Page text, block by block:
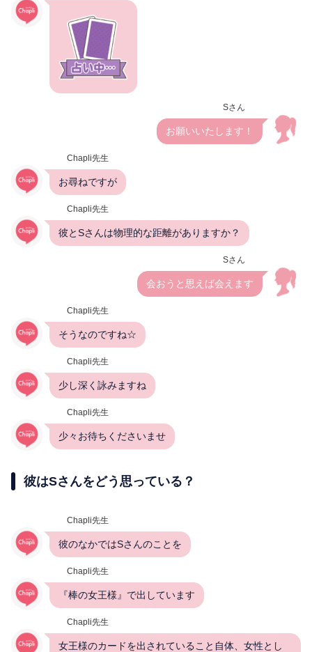
Sさん
お願いいたします！
Chapli先生
お尋ねですが
Chapli先生
彼とSさんは物理的な距離がありますか？
Sさん
会おうと思えば会えます
Chapli先生
そうなのですね☆
Chapli先生
少し深く詠みますね
Chapli先生
少々お待ちくださいませ
彼はSさんをどう思っている？
Chapli先生
彼のなかではSさんのことを
Chapli先生
『棒の女王様』で出しています
Chapli先生
女王様のカードを出されていること自体、女性とし